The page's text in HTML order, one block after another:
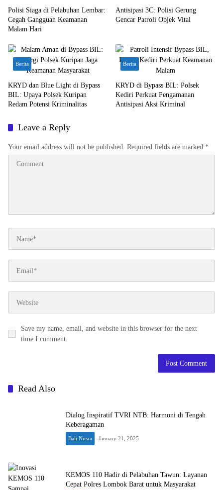
Polisi Siaga di Pelabuhan Lembar:
Cegah Gangguan Keamanan
Malam Hari
Antisipasi 3C: Polisi Gerung
Gencar Patroli Objek Vital
Berita
KRYD dan Blue Light di Bypass
BIL: Upaya Polsek Kuripan
Redam Potensi Kriminalitas
Berita
KRYD di Bypass BIL: Polsek
Kediri Perkuat Pengamanan
Antisipasi Aksi Kriminal
Leave a Reply
Your email address will not be published. Required fields are marked *
Save my name, email, and website in this browser for the next
time I comment.
Read Also
Dialog Inspiratif TVRI NTB: Harmoni di Tengah
Keberagaman
Bali Nusra January 21, 2025
KEMOS 110 Hadir di Pelabuhan Tawun: Layanan
Cepat Polres Lombok Barat untuk Masyarakat